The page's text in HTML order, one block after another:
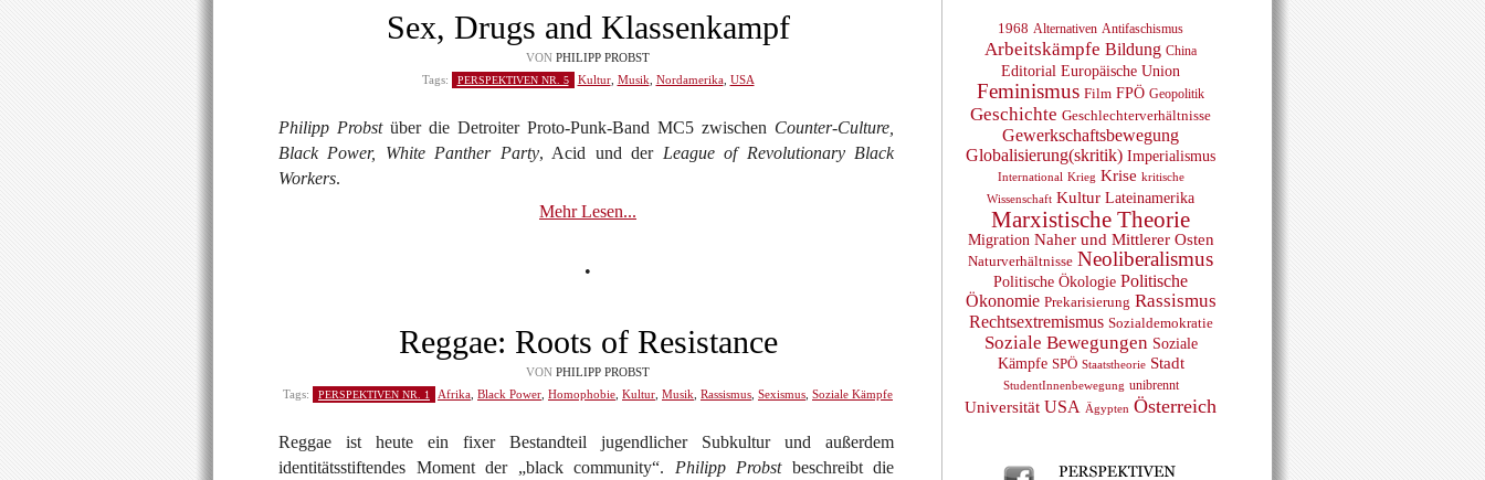
Sex, Drugs and Klassenkampf
VON PHILIPP PROBST
Tags:
PERSPEKTIVEN NR. 5 Kultur, Musik Nordamerika, USA
Philipp Probstüber die Detroiter Proto-Punk-Band MC5 zwischen Counter-Culture,
Black Power, White Panther Party, Acid und der League of Revolutionary Black
Workers.
Mehr Lesen...
•
Reggae: Roots of Resistance
VON PHILIPP PROBST
Tags:
PERSPEKTIVEN NR. 1 Afrika Black Power Homophobie Kultur Musik Rassismus Sexismus Soziale Kämpfe
Reggae ist heute ein fixer Bestandteil jugendlicher Subkultur und außerdem
identitätsstiftendes Moment der „black community“. Philipp Probstbeschreibt die
1968 Alternativen Antifaschismus
Arbeitskämpfe Bildung China
Editorial Europäische Union
Feminismus Film FPÖ Geopolitik
Geschichte Geschlechterverhältnisse
Gewerkschaftsbewegung
Globalisierung(skritik) Imperialismus
International Krieg Krise kritische
Wissenschaft Kultur Lateinamerika
Marxistische Theorie
Migration Naher und Mittlerer Osten
Naturverhältnisse Neoliberalismus
Politische Ökologie Politische
Ökonomie Prekarisierung Rassismus
Rechtsextremismus Sozialdemokratie
Soziale Bewegungen Soziale
Kämpfe SPÖ Staatstheorie Stadt
StudentInnenbewegung unibrennt
Universität USA Ägypten Österreich